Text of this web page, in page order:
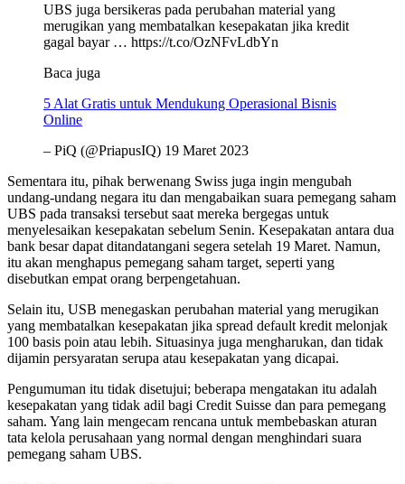
UBS juga bersikeras pada perubahan material yang
merugikan yang membatalkan kesepakatan jika kredit
gagal bayar … https://t.co/OzNFvLdbYn
Baca juga
5 Alat Gratis untuk Mendukung Operasional Bisnis
Online
– PiQ (@PriapusIQ) 19 Maret 2023
Sementara itu, pihak berwenang Swiss juga ingin mengubah
undang-undang negara itu dan mengabaikan suara pemegang saham
UBS pada transaksi tersebut saat mereka bergegas untuk
menyelesaikan kesepakatan sebelum Senin. Kesepakatan antara dua
bank besar dapat ditandatangani segera setelah 19 Maret. Namun,
itu akan menghapus pemegang saham target, seperti yang
disebutkan empat orang berpengetahuan.
Selain itu, USB menegaskan perubahan material yang merugikan
yang membatalkan kesepakatan jika spread default kredit melonjak
100 basis poin atau lebih. Situasinya juga mengharukan, dan tidak
dijamin persyaratan serupa atau kesepakatan yang dicapai.
Pengumuman itu tidak disetujui; beberapa mengatakan itu adalah
kesepakatan yang tidak adil bagi Credit Suisse dan para pemegang
saham. Yang lain mengecam rencana untuk membebaskan aturan
tata kelola perusahaan yang normal dengan menghindari suara
pemegang saham UBS.